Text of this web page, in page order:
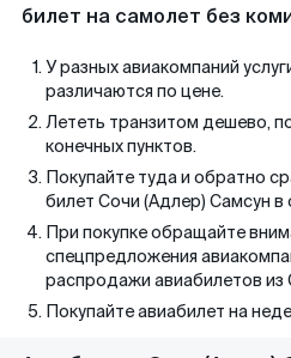
билет на самолет без
У разных авиакомпаний
различаются по цене.
Лететь транзитом дешево,
конечных пунктов.
Покупайте туда и обратно
билет Сочи (Адлер) Самсун в
При покупке обращайте
спецпредложения
распродажи авиабилетов из
Покупайте авиабилет на